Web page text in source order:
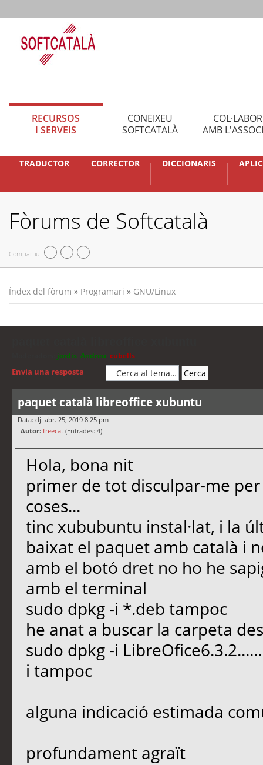
RECURSOS
I SERVEIS
CONEIXEU
SOFTCATALÀ
AMB
TRADUCTOR CORRECTOR DICCIONARIS
Fòrums de Softcatalà
Compartiu
Índex del fòrum » Programari » GNU/Linux
jordis Andreu cubells
Envia una resposta
paquet català libreoffice xubuntu
Data: dj. abr. 25, 2019 8:25 pm
Autor: freecat (Entrades: 4)
Hola, bona nit
primer de tot disculpar-me
coses...
tinc xububuntu instal·lat, i la
baixat el paquet amb català i
amb el botó dret no ho he
amb el terminal
sudo dpkg -i *.deb tampoc
he anat a buscar la carpeta
sudo dpkg -i LibreOfice6.3.2......
i tampoc
alguna indicació estimada
profundament agraït